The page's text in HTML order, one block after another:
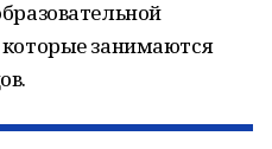
занимаются